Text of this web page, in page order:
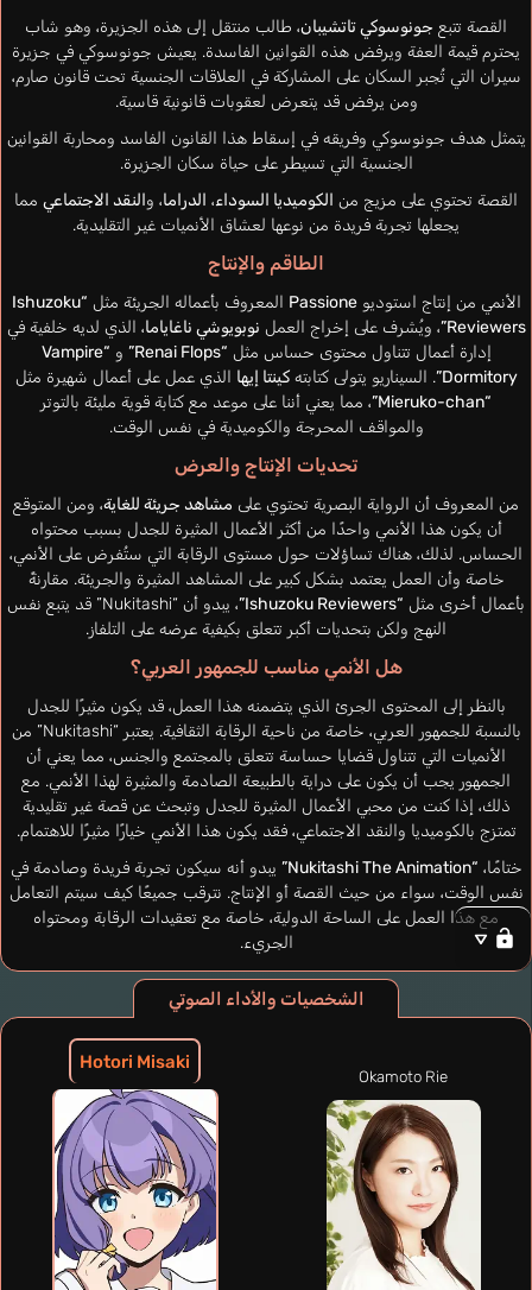
القصة تتبع جونوسوكي تاتشيبان، طالب منتقل إلى هذه الجزيرة، وهو شاب
يحترم قيمة العفة ويرفض هذه القوانين الفاسدة. يعيش جونوسوكي في جزيرة
سيران التي تُجبر السكان على المشاركة في العلاقات الجنسية تحت قانون صارم،
ومن يرفض قد يتعرض لعقوبات قانونية قاسية.
يتمثل هدف جونوسوكي وفريقه في إسقاط هذا القانون الفاسد ومحاربة القوانين
الجنسية التي تسيطر على حياة سكان الجزيرة.
القصة تحتوي على مزيج من الكوميديا السوداء، الدراما، والنقد الاجتماعي مما
يجعلها تجربة فريدة من نوعها لعشاق الأنميات غير التقليدية.
الطاقم والإنتاج
الأنمي من إنتاج استوديوPassione المعروف بأعماله الجريئة مثل
“Ishuzoku
Reviewers” ، ويُشرف على إخراج العمل نوبويوشي ناغاياما، الذي لديه خلفية في
إدارة أعمال تتناول محتوى حساس مثل “Renai Flops” و
“Vampire
Dormitory” . السيناريو يتولى كتابتهكينتا إيها الذي عمل على أعمال شهيرة مثل
“Mieruko-chan”
، مما يعني أننا على موعد مع كتابة قوية مليئة بالتوتر
والمواقف المحرجة والكوميدية في نفس الوقت.
تحديات الإنتاج والعرض
من المعروف أن الرواية البصرية تحتوي على مشاهد جريئة للغاية، ومن المتوقع
أن يكون هذا الأنمي واحدًا من أكثر الأعمال المثيرة للجدل بسبب محتواه
الحساس. لذلك، هناك تساؤلات حول مستوى الرقابة التي ستُفرض على الأنمي،
خاصة وأن العمل يعتمد بشكل كبير على المشاهد المثيرة والجريئة. مقارنةً
بأعمال أخرى مثل “Ishuzoku Reviewers”
، يبدو أن “Nukitashi” قد يتبع نفس
النهج ولكن بتحديات أكبر تتعلق بكيفية عرضه على التلفاز.
هل الأنمي مناسب للجمهور العربي؟
بالنظر إلى المحتوى الجرئ الذي يتضمنه هذا العمل، قد يكون مثيرًا للجدل
بالنسبة للجمهور العربي، خاصة من ناحية الرقابة الثقافية. يعتبر “Nukitashi” من
الأنميات التي تتناول قضايا حساسة تتعلق بالمجتمع والجنس، مما يعني أن
الجمهور يجب أن يكون على دراية بالطبيعة الصادمة والمثيرة لهذا الأنمي. مع
ذلك، إذا كنت من محبي الأعمال المثيرة للجدل وتبحث عن قصة غير تقليدية
تمتزج بالكوميديا والنقد الاجتماعي، فقد يكون هذا الأنمي خيارًا مثيرًا للاهتمام.
ختامًا، “Nukitashi The Animation”
يبدو أنه سيكون تجربة فريدة وصادمة في
نفس الوقت، سواء من حيث القصة أو الإنتاج. نترقب جميعًا كيف سيتم التعامل
مع هذا العمل على الساحة الدولية، خاصة مع تعقيدات الرقابة ومحتواه
الجريء.
الشخصيات والأداء الصوتي
Hotori Misaki
Okamoto Rie